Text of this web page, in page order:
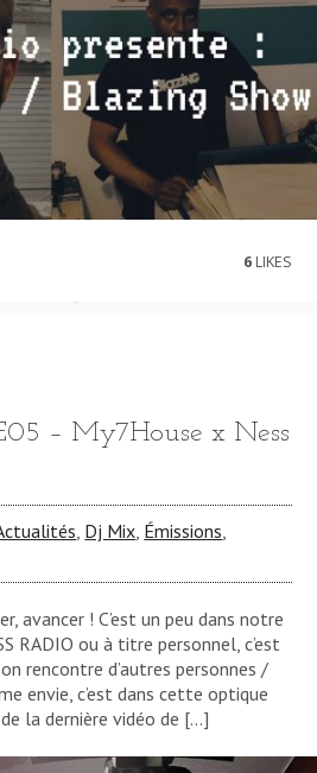
6LIKES
– My7House x Ness
Dj Mix Émissions
avancer ! C’est un peu dans notre
RADIO ou à titre personnel, c’est
rencontre d’autres personnes /
envie, c’est dans cette optique
la dernière vidéo de […]